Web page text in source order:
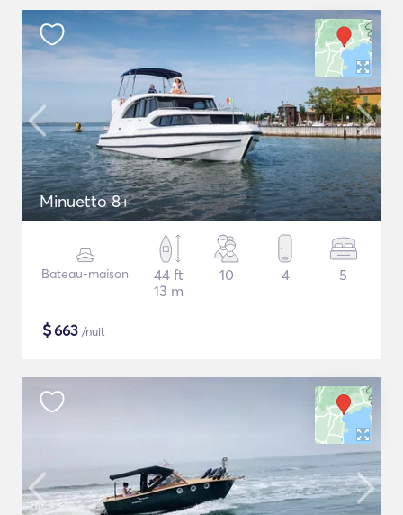
Minuetto 8+
Bateau-maison
44 ft
13 m
10 4 5
$663 /nuit